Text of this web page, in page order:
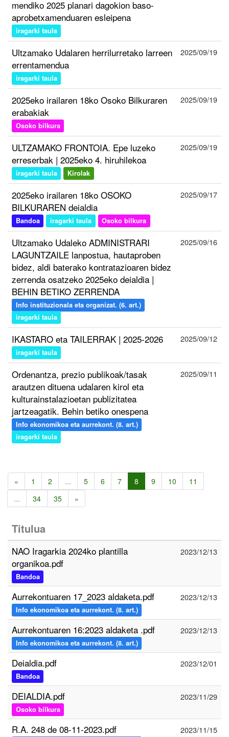
mendiko 2025 planari dagokion baso-
aprobetxamenduaren esleipena
iragarki taula
Ultzamako Udalaren herrilurretako larreen
errentamendua
iragarki taula
2025/09/19
2025eko irailaren 18ko Osoko Bilkuraren
erabakiak
Osoko bilkura
2025/09/19
ULTZAMAKO FRONTOIA. Epe luzeko
erreserbak | 2025eko 4. hiruhilekoa
iragarki taula Kirolak
2025/09/19
2025eko irailaren 18ko OSOKO
BILKURAREN deialdia
Bandoa iragarki taula Osoko bilkura
2025/09/17
Ultzamako Udaleko ADMINISTRARI
LAGUNTZAILE lanpostua, hautaproben
bidez, aldi baterako kontratazioaren bidez
zerrenda osatzeko 2025eko deialdia |
BEHIN BETIKO ZERRENDA
Info instituzionala eta organizat. (6. art.)
iragarki taula
2025/09/16
IKASTARO eta TAILERRAK | 2025-2026
iragarki taula
2025/09/12
Ordenantza, prezio publikoak/tasak
arautzen dituena udalaren kirol eta
kulturainstalazioetan publizitatea
jartzeagatik. Behin betiko onespena
Info ekonomikoa eta aurrekont. (8. art.)
iragarki taula
2025/09/11
« 1 2 ... 5 6 7 8 9 10
11
...
34 35 »
Titulua
NAO Iragarkia 2024ko plantilla
organikoa.pdf
Bandoa
2023/12/13
Aurrekontuaren 17_2023 aldaketa.pdf
Info ekonomikoa eta aurrekont. (8. art.)
2023/12/13
Aurrekontuaren 16:2023 aldaketa .pdf
Info ekonomikoa eta aurrekont. (8. art.)
2023/12/13
Deialdia.pdf
Bandoa
2023/12/01
DEIALDIA.pdf
Osoko bilkura
2023/11/29
R.A. 248 de 08-11-2023.pdf 2023/11/15